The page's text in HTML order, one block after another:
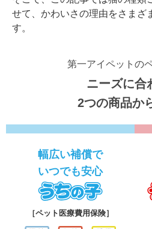
せて、かわいさの理由をさまざ
す。
第一アイペットの
ニーズに合
2つの商品か
幅広い補償で
いつでも安心
うち
［ペット医療費用保険］